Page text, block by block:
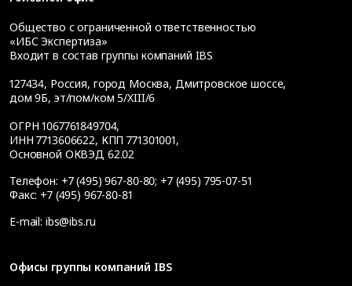
Общество с ограниченной ответственностью
«ИБС Экспертиза»
Входит в состав группы компаний IBS
127434, Россия, город Москва, Дмитровское шоссе,
дом 9Б, эт/пом/ком 5/XIII/6
ОГРН 1067761849704,
ИНН 7713606622, КПП 771301001,
Основной ОКВЭД 62.02
Телефон: +7 (495) 967-80-80; +7 (495) 795-07-51
Факс: +7 (495) 967-80-81
E-mail: ibs@ibs.ru
Офисы группы компаний IBS